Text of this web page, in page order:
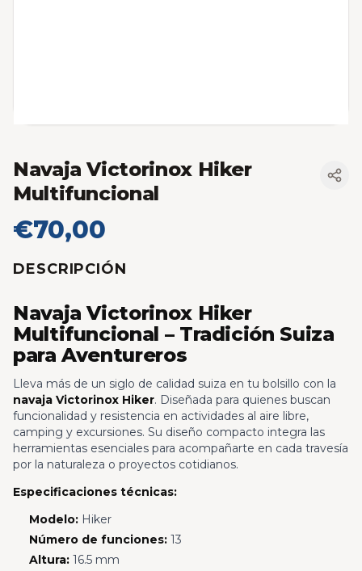
Navaja Victorinox Hiker
Multifuncional
€70,00
DESCRIPCIÓN
Navaja Victorinox Hiker
Multifuncional – Tradición Suiza
para Aventureros
Lleva más de un siglo de calidad suiza en tu bolsillo con la
navaja Victorinox Hiker. Diseñada para quienes buscan
funcionalidad y resistencia en actividades al aire libre,
camping y excursiones. Su diseño compacto integra las
herramientas esenciales para acompañarte en cada travesía
por la naturaleza o proyectos cotidianos.
Especificaciones técnicas:
Modelo:Hiker
Número de funciones:13
Altura:16.5 mm